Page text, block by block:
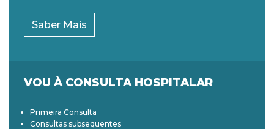
Saber Mais
VOU À CONSULTA HOSPITALAR
Primeira Consulta
Consultas subsequentes